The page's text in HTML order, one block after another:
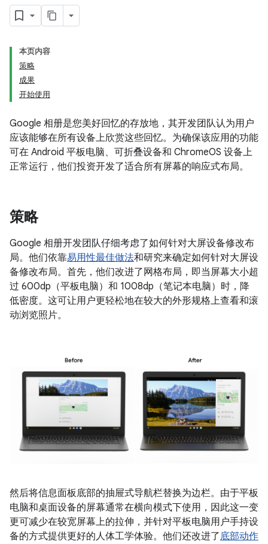
本页内容
策略
成果
开始使用
Google 相册是您美好回忆的存放地，其开发团队认为用户
应该能够在所有设备上欣赏这些回忆。为确保该应用的功能
可在 Android 平板电脑、可折叠设备和 ChromeOS 设备上
正常运行，他们投资开发了适合所有屏幕的响应式布局。
策略
Google 相册开发团队仔细考虑了如何针对大屏设备修改布
局。他们依靠易用性最佳做法和研究来确定如何针对大屏设
备修改布局。首先，他们改进了网格布局，即当屏幕大小超
过 600dp（平板电脑）和 1008dp（笔记本电脑）时，降
低密度。这可让用户更轻松地在较大的外形规格上查看和滚
动浏览照片。
然后将信息面板底部的抽屉式导航栏替换为边栏。由于平板
电脑和桌面设备的屏幕通常在横向模式下使用，因此这一变
更可减少在较宽屏幕上的拉伸，并针对平板电脑用户手持设
备的方式提供更好的人体工学体验。他们还改进了底部动作